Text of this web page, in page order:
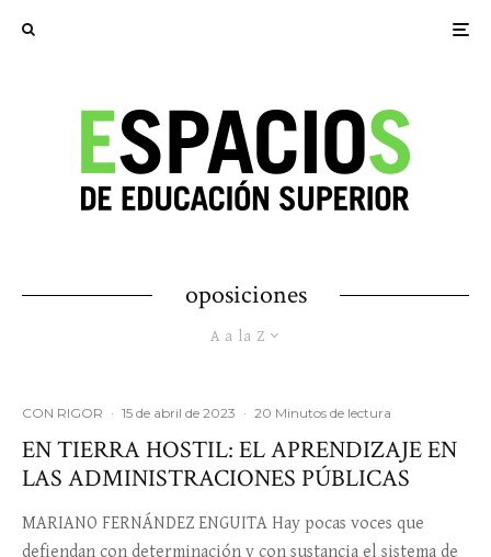
oposiciones
A a la Z
CON RIGOR · 15 de abril de 2023 · 20 Minutos de lectura
EN TIERRA HOSTIL: EL APRENDIZAJE EN
LAS ADMINISTRACIONES PÚBLICAS
MARIANO FERNÁNDEZ ENGUITA Hay pocas voces que
defiendan con determinación y con sustancia el sistema de